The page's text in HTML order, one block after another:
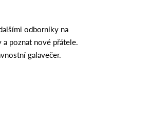
odborníky na
poznat nové přátele.
galavečer.